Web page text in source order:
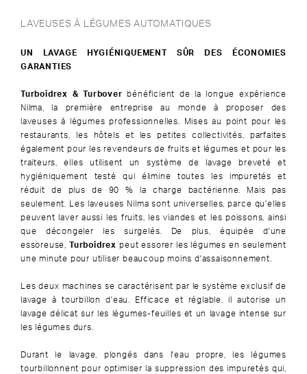
LAVEUSES À LÉGUMES AUTOMATIQUES
UN LAVAGE HYGIÉNIQUEMENT SÛR DES ÉCONOMIES
GARANTIES
Turboidrex & Turbover bénéficient de la longue expérience
Nilma, la première entreprise au monde à proposer des
laveuses à légumes professionnelles. Mises au point pour les
restaurants, les hôtels et les petites collectivités, parfaites
également pour les revendeurs de fruits et légumes et pour les
traiteurs, elles utilisent un système de lavage breveté et
hygiéniquement testé qui élimine toutes les impuretés et
réduit de plus de 90 % la charge bactérienne. Mais pas
seulement. Les laveuses Nilma sont universelles, parce qu'elles
peuvent laver aussi les fruits, les viandes et les poissons, ainsi
que décongeler les surgelés. De plus, équipée d'une
essoreuse,Turboidrex peut essorer les légumes en seulement
une minute pour utiliser beaucoup moins d'assaisonnement.
Les deux machines se caractérisent par le système exclusif de
lavage à tourbillon d'eau. Efficace et réglable, il autorise un
lavage délicat sur les légumes-feuilles et un lavage intense sur
les légumes durs.
Durant le lavage, plongés dans l'eau propre, les légumes
tourbillonnent pour optimiser la suppression des impuretés qui,